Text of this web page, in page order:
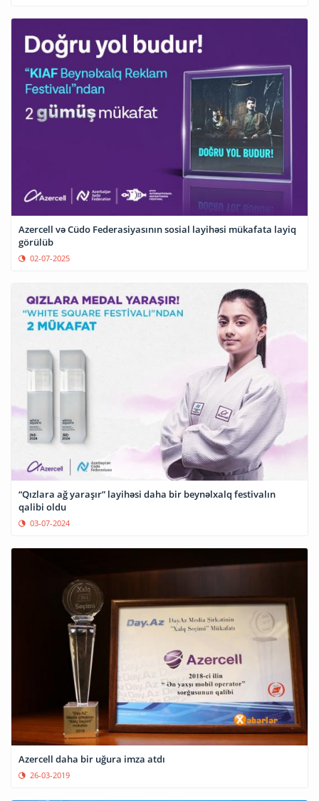
Azercell və Cüdo Federasiyasının sosial layihəsi mükafata layiq
görülüb
02-07-2025
“Qızlara ağ yaraşır” layihəsi daha bir beynəlxalq festivalın
qalibi oldu
03-07-2024
Azercell daha bir uğura imza atdı
26-03-2019